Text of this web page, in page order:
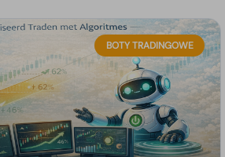
BOTY TRADINGOWE